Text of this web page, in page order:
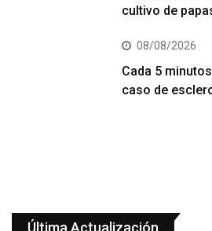
cultivo de
08/08/2026
Cada 5
caso de
Última Actualización